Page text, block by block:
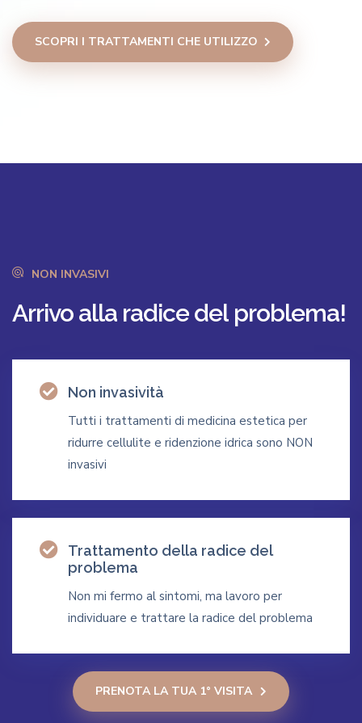
SCOPRI I TRATTAMENTI CHE UTILIZZO
NON INVASIVI
Arrivo alla radice del problema!
Non invasività
Tutti i trattamenti di medicina estetica per
ridurre cellulite e ridenzione idrica sono NON
invasivi
Trattamento della radice del
problema
Non mi fermo al sintomi, ma lavoro per
individuare e trattare la radice del problema
PRENOTA LA TUA 1° VISITA